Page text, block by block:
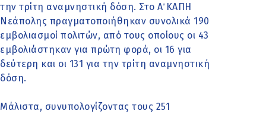
την τρίτη αναμνηστική δόση. Στο Α΄ ΚΑΠΗ
Νεάπολης πραγματοποιήθηκαν συνολικά 190
εμβολιασμοί πολιτών, από τους οποίους οι 43
εμβολιάστηκαν για πρώτη φορά, οι 16 για
δεύτερη και οι 131 για την τρίτη αναμνηστική
δόση.
Μάλιστα, συνυπολογίζοντας τους 251